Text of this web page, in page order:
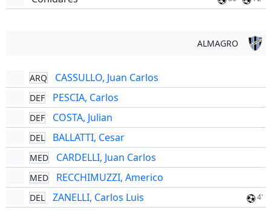
ALMAGRO
ARQ CASSULLO, Juan Carlos
DEF PESCIA, Carlos
DEF COSTA, Julian
DEL BALLATTI, Cesar
MED CARDELLI, Juan Carlos
MED RECCHIMUZZI, Americo
DEL ZANELLI, Carlos Luis 4'